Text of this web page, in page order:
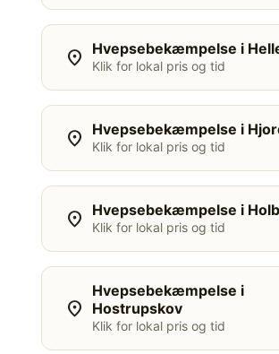
location_on Hvepsebekæmpelse i
Klik for lokal pris og tid
location_on Hvepsebekæmpelse i
Klik for lokal pris og tid
location_on Hvepsebekæmpelse i
Klik for lokal pris og tid
location_on
Hvepsebekæmpelse i
Hostrupskov
Klik for lokal pris og tid